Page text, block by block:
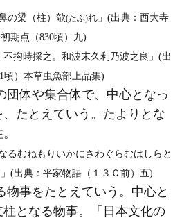
の梁（柱）欹(たふ)れ」(出典：西大寺
期点（830頃）九)
不抅時採之。和波末久利乃波之良」(出
頃）本草虫魚部上品集)
体や集合体で、中心となっ
たとえていう。たよりとな
るむねもりいかにさわぐらむはしらと
(出典：平家物語（１３Ｃ前）五)
事をたとえていう。中心と
となる物事。「日本文化の